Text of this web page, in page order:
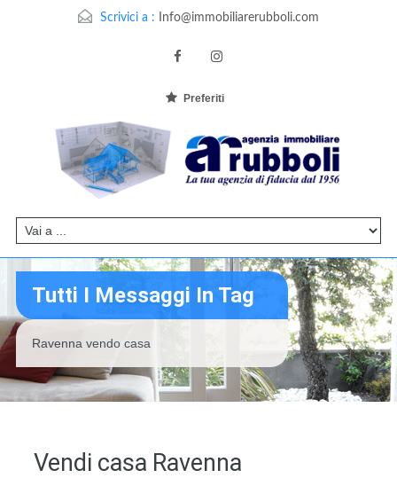
Scrivici a : Info@immobiliarerubboli.com
Preferiti
Tutti I Messaggi In Tag
Ravenna vendo casa
Vendi casa Ravenna